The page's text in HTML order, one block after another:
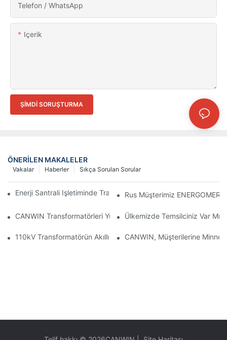
Telefon / WhatsApp
Içerik
ŞIMDI SORUŞTURMA
ÖNERILEN MAKALELER
Sıkça Sorulan Sorular
Haberler
Vakalar
Enerji Santrali Işletiminde Transformatörlerin Akıllılaştırılması
Rus Müşterimiz
CANWIN Transformatörleri Yurt Dışındaki Müşterilerden Övgü
Ülkemizde Temsilciniz Var Mı?
110kV Transformatörün Akıllı Hale Getirilmesinin
CANWIN, Müşterilerine